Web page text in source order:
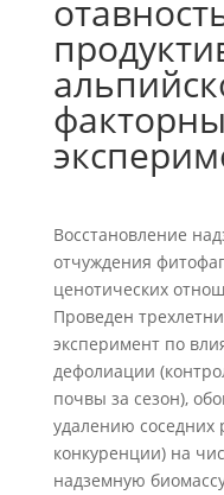
Восстановление
отчуждения
ценотических
Проведен
эксперимент по
дефолиации
почвы за сезон),
удалению соседних
конкуренции) на
надземную